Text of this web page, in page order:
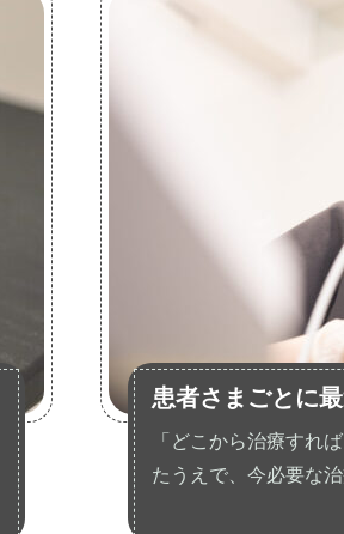
患者さまごとに
「どこから治療すれ
たうえで、今必要な